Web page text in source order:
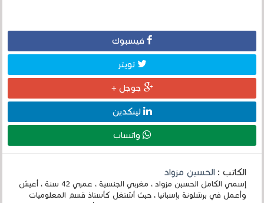
فيسبوك
تويتر
جوجل +
لينكدين
واتساب
الكاتب :الحسين مزواد
إسمي الكامل الحسين مزواد ، مغربي الجنسية ، عمري 42 سنة ، أعيش
وأعمل في برشلونة بإسبانيا ، حيث أشتغل كأستاذ قسم المعلوميات